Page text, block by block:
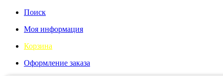
Поиск
Моя информация
Корзина
Оформление заказа